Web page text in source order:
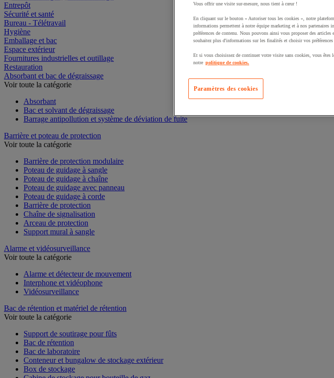
Entrepôt
Sécurité et santé
Bureau - Télétravail
Hygiène
Emballage et bac
Espace extérieur
Fournitures industrielles et outillage
Restauration
Absorbant et bac de dégraissage
Voir toute la catégorie
Absorbant
Bac et solvant de dégraissage
Barrage antipollution et système de déviation de fuite
Barrière et poteau de protection
Voir toute la catégorie
Barrière de protection modulaire
Poteau de guidage à sangle
Poteau de guidage à chaîne
Poteau de guidage avec panneau
Poteau de guidage à corde
Barrière de protection
Chaîne de signalisation
Arceau de protection
Support mural à sangle
Alarme et vidéosurveillance
Voir toute la catégorie
Alarme et détecteur de mouvement
Interphone et vidéophone
Vidéosurveillance
Bac de rétention et matériel de rétention
Voir toute la catégorie
Support de soutirage pour fûts
Bac de rétention
Bac de laboratoire
Conteneur et bungalow de stockage extérieur
Box de stockage
Vous offrir une visite sur-mesure, nous tient à cœur !
En cliquant sur le bouton « Autoriser tous les cookies », notre
informations permettent à notre équipe marketing et à nos partenaires
préférences de contenu. Nous pouvons ainsi vous proposer des
souhaitez plus d'informations sur les finalités et choisir vos
Et si vous choisissez de continuer votre visite sans cookies, vous
notre politique de cookies.
Paramètres des cookies